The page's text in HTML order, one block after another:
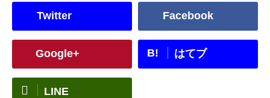
Twitter Facebook
Google+ B! はてブ
LINE